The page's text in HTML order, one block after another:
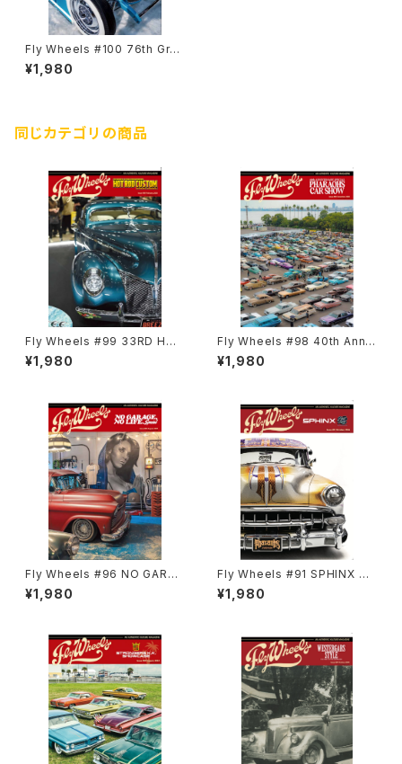
Fly Wheels #100 76th Gran
d National Roadster Show
¥1,980
同じカテゴリの商品
Fly Wheels #99 33RD HOT
ROD CUSTOM SHOW 2025
¥1,980
Fly Wheels #98 40th Anniv
ersary Special PHARAOHS
CAR SHOW
¥1,980
Fly Wheels #96 NO GARAG
E NO LIFE, Special
¥1,980
Fly Wheels #91 SPHINX Be
st in Low
¥1,980